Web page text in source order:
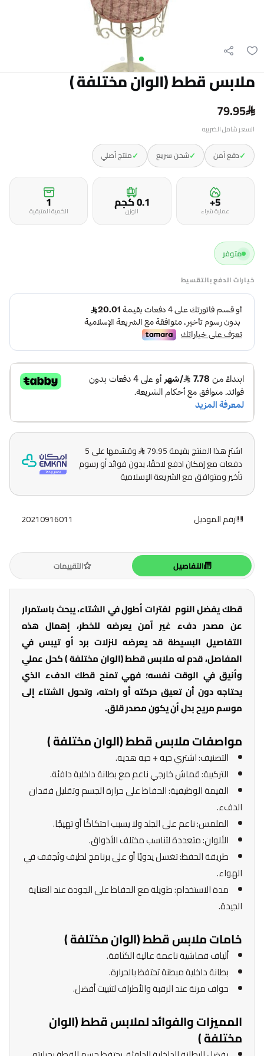
ملابس قطط (الوان مختلفة )
79.95
السعر شامل الضريبه
✓دفع آمن ✓شحن سريع ✓منتج أصلي
5+
عملية شراء 0.1 كجمالوزن 1
الكمية المتبقية
متوفر
خيارات الدفع بالتقسيط
اشترِ هذا المنتج بقيمة 79.95
وقسّمها على 5
دفعات مع إمكان ادفع لاحقًا، بدون فوائد أو رسوم
تأخير ومتوافق مع الشريعة الإسلامية
رقم الموديل 20210916011
التفاصيل التقييمات
قطك يفضل النوم لفترات أطول في الشتاء، يبحث باستمرار
عن مصدر دفء غير آمن يعرضه للخطر، إهمال هذه
التفاصيل البسيطة قد يعرضه لنزلات برد أو تيبس في
المفاصل، قدم له ملابس قطط (الوان مختلفة ) كحل عملي
وأنيق في الوقت نفسه؛ فهي تمنح قطك الدفء الذي
يحتاجه دون أن تعيق حركته أو راحته، وتحول الشتاء إلى
موسم مريح بدل أن يكون مصدر قلق.
مواصفات ملابس قطط (الوان مختلفة )
التصنيف: اشتري حبه + حبه هديه.
التركيبة: قماش خارجي ناعم مع بطانة داخلية دافئة.
القيمة الوظيفية: الحفاظ على حرارة الجسم وتقليل فقدان
الدفء.
الملمس: ناعم على الجلد ولا يسبب احتكاكًا أو تهيجًا.
الألوان: متعددة لتناسب مختلف الأذواق.
طريقة الحفظ: تغسل يدويًا أو على برنامج لطيف وتُجفف في
الهواء.
مدة الاستخدام: طويلة مع الحفاظ على الجودة عند العناية
الجيدة.
خامات ملابس قطط (الوان مختلفة )
ألياف قماشية ناعمة عالية الكثافة.
بطانة داخلية مبطنة تحتفظ بالحرارة.
حواف مرنة عند الرقبة والأطراف لتثبيت أفضل.
المميزات والفوائد لملابس قطط (الوان
مختلفة )